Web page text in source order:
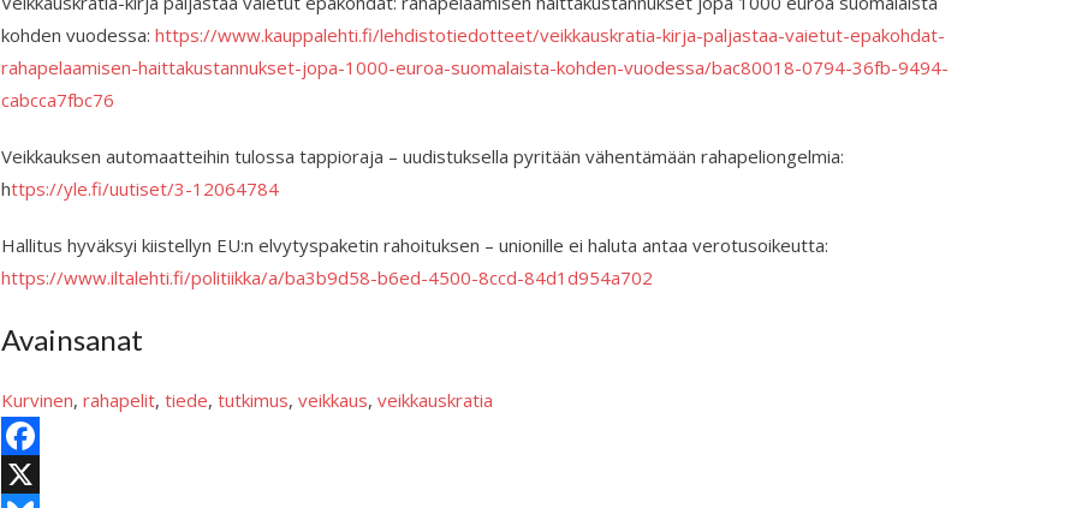
kohden vuodessa: https://www.kauppalehti.fi/lehdistotiedotteet/veikkauskratia-kirja-paljastaa-vaietut-epakohdat-
rahapelaamisen-haittakustannukset-jopa-1000-euroa-suomalaista-kohden-vuodessa/bac80018-0794-36fb-9494-
cabcca7fbc76
Veikkauksen automaatteihin tulossa tappioraja – uudistuksella pyritään vähentämään rahapeliongelmia:
https://yle.fi/uutiset/3-12064784
Hallitus hyväksyi kiistellyn EU:n elvytyspaketin rahoituksen – unionille ei haluta antaa verotusoikeutta:
https://www.iltalehti.fi/politiikka/a/ba3b9d58-b6ed-4500-8ccd-84d1d954a702
Avainsanat
Kurvinen, rahapelit, tiede, tutkimus, veikkaus, veikkauskratia
F